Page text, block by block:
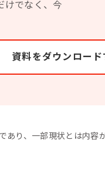
けでなく、今
資料をダウンロード
り、一部現状とは内容